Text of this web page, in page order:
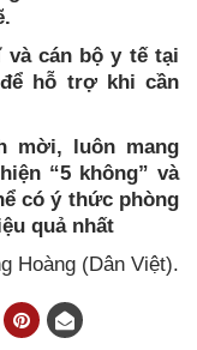
cán bộ y tế tại
hỗ trợ khi cần
mời, luôn mang
“5 không” và
có ý thức phòng
quả nhất
Hoàng (Dân Việt).